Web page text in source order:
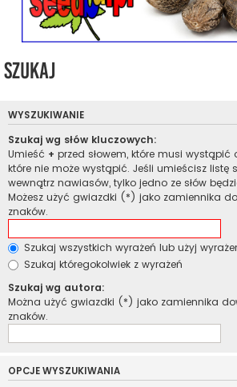
Szukaj
WYSZUKIWANIE
Szukaj wg słów kluczowych:
Umieść + przed słowem, które musi wystąpić
które nie może wystąpić. Jeśli umieścisz listę
wewnątrz nawiasów, tylko jedno ze słów
Możesz użyć gwiazdki (*) jako zamiennika
znaków.
Szukaj wszystkich wyrażeń lub użyj
Szukaj któregokolwiek z wyrażeń
Szukaj wg autora:
Można użyć gwiazdki (*) jako zamiennika
znaków.
OPCJE WYSZUKIWANIA